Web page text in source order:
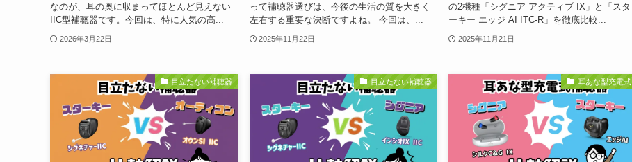
なのが、耳の奥に収まってほとんど見えない
IIC型補聴器です。今回は、特に人気の高...
2026年3月22日
って補聴器選びは、今後の生活の質を大きく
左右する重要な決断ですよね。 今回は、...
2025年11月22日
の2機種「シグニア アクティブ IX」と「スタ
ーキー エッジ AI ITC-R」を徹底比較...
2025年11月21日
目立たない補聴器 目立たない補聴器 耳あな型充電式